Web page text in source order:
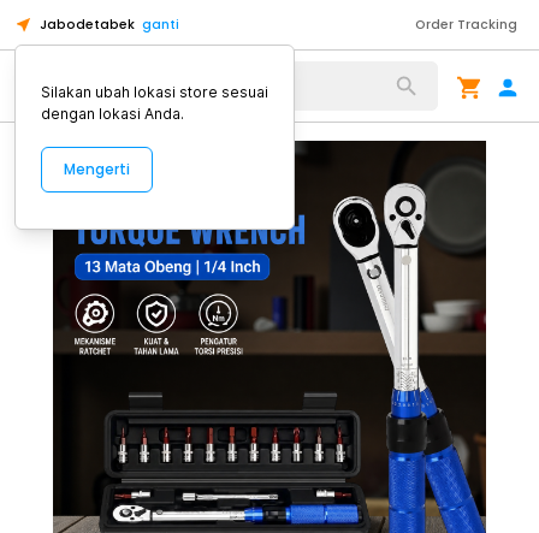
Jabodetabek ganti Order Tracking
Alat Kopi
Silakan ubah lokasi store sesuai
dengan lokasi Anda.
Mengerti